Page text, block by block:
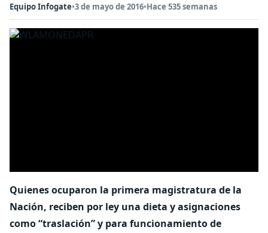
Equipo Infogate•3 de mayo de 2016•Hace 535 semanas
Quienes ocuparon la primera magistratura de la
Nación, reciben por ley una dieta y asignaciones
como “traslación” y para funcionamiento de